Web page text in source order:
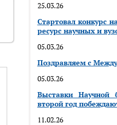
25.03.26
Стартовал конкурс
ресурс научных и
05.03.26
Поздравляем с
05.03.26
Выставки Научной
второй год
11.02.26